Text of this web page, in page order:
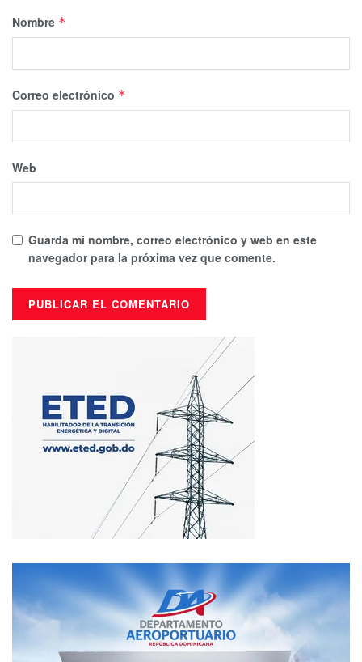
Nombre *
Correo electrónico *
Web
Guarda mi nombre, correo electrónico y web en este
navegador para la próxima vez que comente.